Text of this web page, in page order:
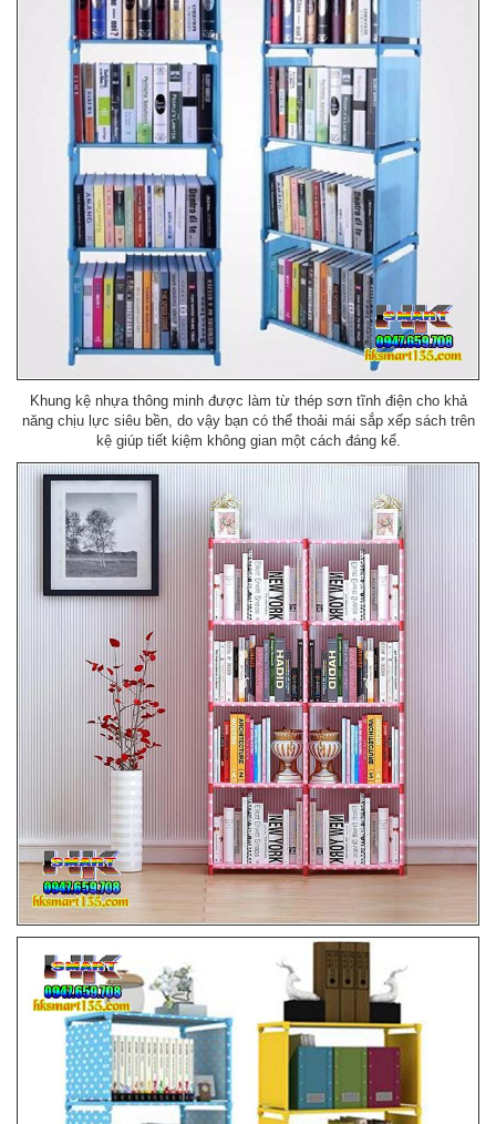
Khung kệ nhựa thông minh được làm từ thép sơn tĩnh điện cho khả
năng chịu lực siêu bền, do vậy bạn có thể thoải mái sắp xếp sách trên
kệ giúp tiết kiệm không gian một cách đáng kể.